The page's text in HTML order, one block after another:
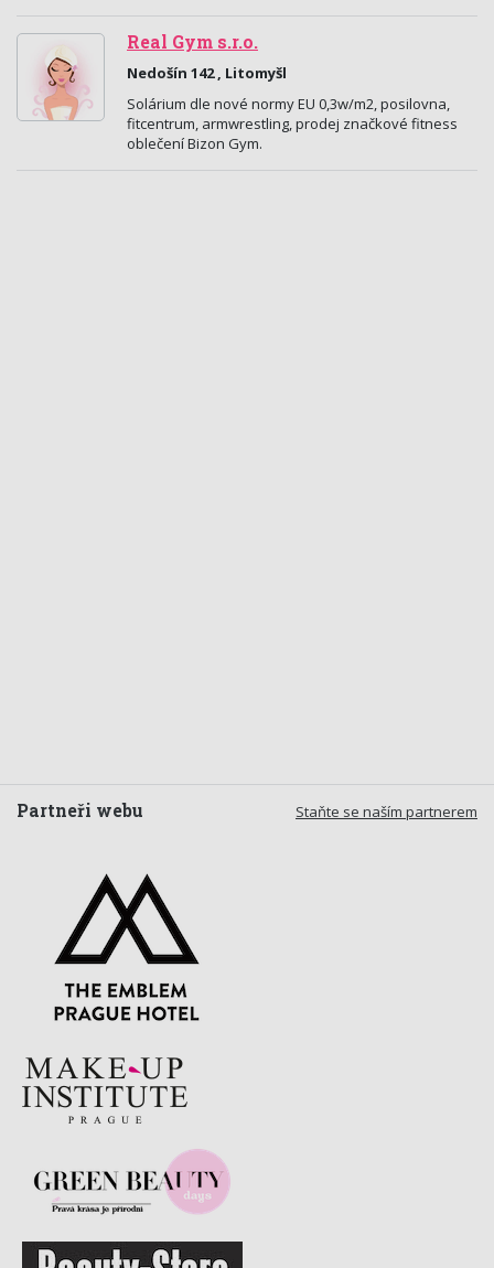
Real Gym s.r.o.
Nedošín 142 , Litomyšl
Solárium dle nové normy EU 0,3w/m2, posilovna,
fitcentrum, armwrestling, prodej značkové fitness
oblečení Bizon Gym.
Staňte se naším partnerem
Partneři webu